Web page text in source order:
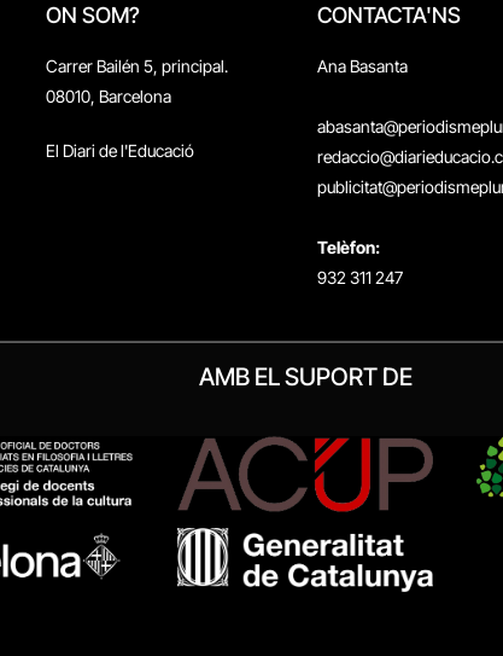
ON SOM?
Carrer Bailén 5, principal.
08010, Barcelona
El Diari de l'Educació
CONTACTA'NS
Ana Basanta
Telèfon:
932 311 247
AMB EL SUPORT DE